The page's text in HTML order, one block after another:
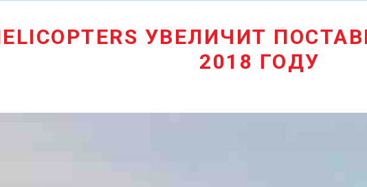
УВЕЛИЧИТ
2018 ГОДУ